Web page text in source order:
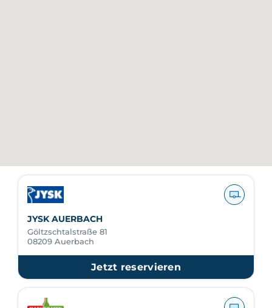
JYSK AUERBACH
Göltzschtalstraße 81
08209 Auerbach
Jetzt reservieren